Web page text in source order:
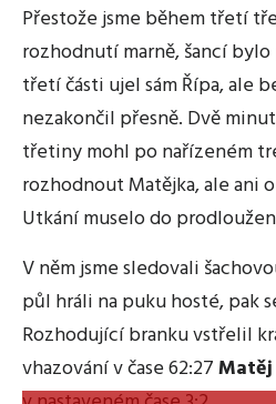
Přestože jsme během třetí
rozhodnutí marně, šancí
třetí části ujel sám Řípa, ale
nezakončil přesně. Dvě
třetiny mohl po nařízeném
rozhodnout Matějka, ale ani
Utkání muselo do
V něm jsme sledovali
půl hráli na puku hosté, pak
Rozhodující branku vstřelil
vhazování v čase 62:27Matěj